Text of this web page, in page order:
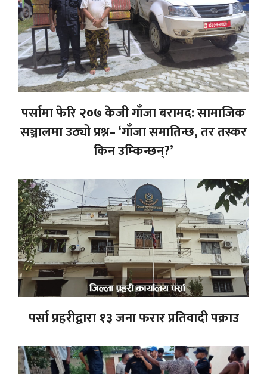
पर्सामा फेरि २०७ केजी गाँजा बरामद: सामाजिक
सञ्जालमा उठ्यो प्रश्न– ‘गाँजा समातिन्छ, तर तस्कर
किन उम्किन्छन्?’
पर्सा प्रहरीद्वारा १३ जना फरार प्रतिवादी पक्राउ